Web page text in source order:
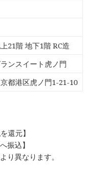
21階 地下1階 RC造
ンスイート虎ノ門
都港区虎ノ門1-21-10
還元】
振込】
り異なります。